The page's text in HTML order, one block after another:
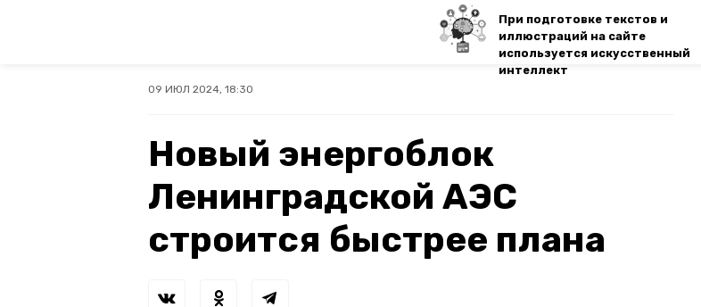
При подготовке текстов и
иллюстраций на сайте
используется искусственный
интеллект
09 ИЮЛ 2024, 18:30
Новый энергоблок
Ленинградской АЭС
строится быстрее плана